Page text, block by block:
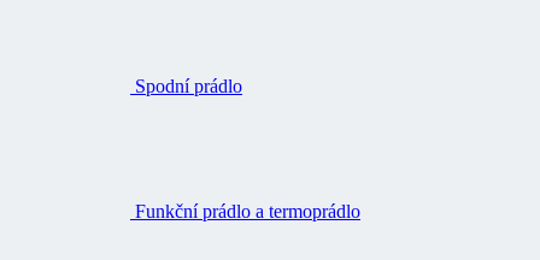
Spodní prádlo
Funkční prádlo a termoprádlo